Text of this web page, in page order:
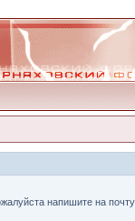
напишите на